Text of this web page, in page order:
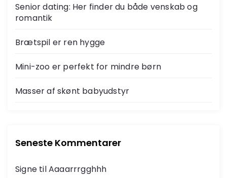
Senior dating: Her finder du både venskab og
romantik
Brætspil er ren hygge
Mini-zoo er perfekt for mindre børn
Masser af skønt babyudstyr
Seneste Kommentarer
Signe tilAaaarrrgghhh